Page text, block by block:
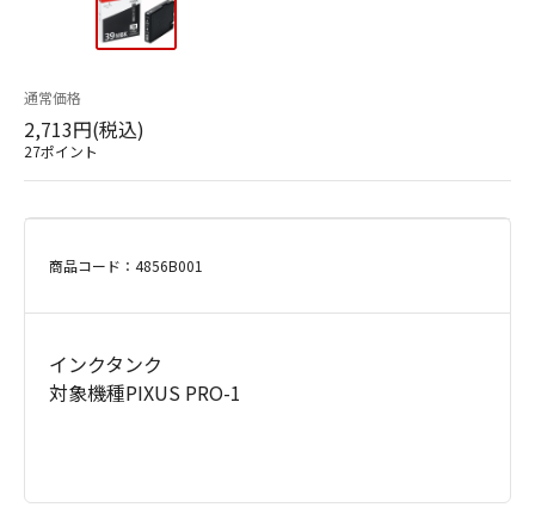
通常価格
2,713円(税込)
27ポイント
商品コード：4856B001
インクタンク
対象機種PIXUS PRO-1